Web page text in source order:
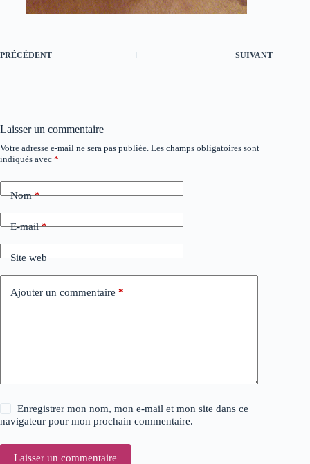
PRÉCÉDENT SUIVANT
Laisser un commentaire
Votre adresse e-mail ne sera pas publiée. Les champs obligatoires sont
indiqués avec *
Nom*
E-mail*
Site web
Ajouter un commentaire *
Enregistrer mon nom, mon e-mail et mon site dans ce
navigateur pour mon prochain commentaire.
Laisser un commentaire
A
l
r
n
v
e